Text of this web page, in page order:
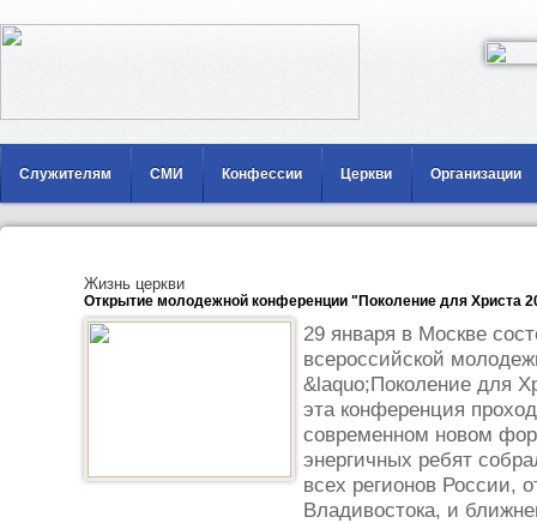
Служителям СМИ Конфессии Церкви Организации
Жизнь церкви
Открытие молодежной конференции "Поколение для Христа
29 января в Москве
всероссийской
&laquo;Поколение для
эта конференция
современном новом
энергичных ребят
всех регионов России,
Владивостока, и